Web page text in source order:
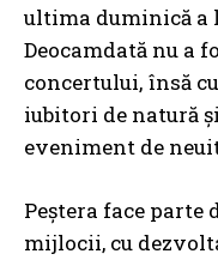
ultima duminică a
Deocamdată nu a
concertului, însă
iubitori de natură
eveniment de
Peștera face
mijlocii, cu